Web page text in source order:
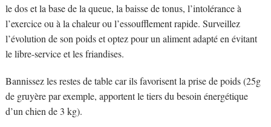
le dos et la base de la queue, la baisse de tonus, l’intolérance à
l’exercice ou à la chaleur ou l’essoufflement rapide. Surveillez
l’évolution de son poids et optez pour un aliment adapté en évitant
le libre-service et les friandises.
Bannissez les restes de table car ils favorisent la prise de poids (25g
de gruyère par exemple, apportent le tiers du besoin énergétique
d’un chien de 3 kg).